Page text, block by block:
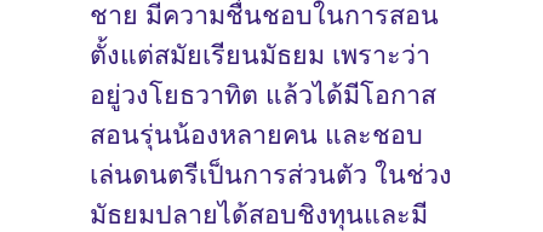
ชาย มีความชื่นชอบในการสอน
ตั้งแต่สมัยเรียนมัธยม เพราะว่า
อยู่วงโยธวาทิต แล้วได้มีโอกาส
สอนรุ่นน้องหลายคน และชอบ
เล่นดนตรีเป็นการส่วนตัว ในช่วง
มัธยมปลายได้สอบชิงทุนและมี